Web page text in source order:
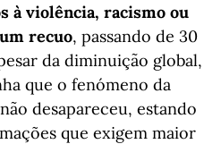
à violência, racismo ou
recuo, passando de 30
da diminuição global,
que o fenómeno da
desapareceu, estando
que exigem maior